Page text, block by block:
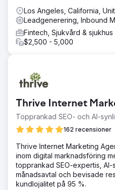
Los Angeles, California,
Leadgenerering, Inbound
Fintech, Sjukvård & sjukhus
$2,500 - 5,000
Thrive Internet
Topprankad SEO- och AI-
162 recensioner
Thrive Internet Marketing
inom digital marknadsföring
topprankad SEO-expertis,
månadsavtal och bevisade
kundlojalitet på 95 %.